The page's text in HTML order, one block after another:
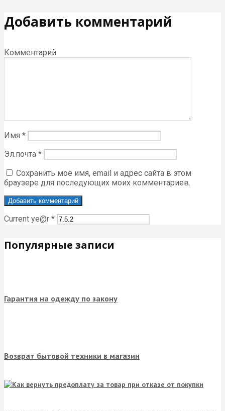
Добавить комментарий
Комментарий
Имя *
Эл.почта *
Сохранить моё имя, email и адрес сайта в этом
браузере для последующих моих комментариев.
Current ye@r *
Популярные записи
Гарантия на одежду по закону
Возврат бытовой техники в магазин